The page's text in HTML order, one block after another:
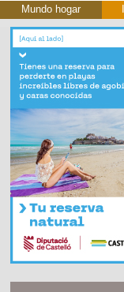
Mundo hogar